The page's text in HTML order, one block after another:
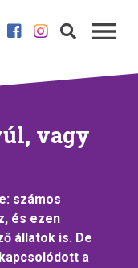
vagy
számos
és ezen
állatok is. De
a